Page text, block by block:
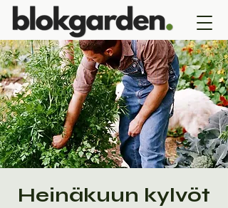
Heinäkuun kylvöt